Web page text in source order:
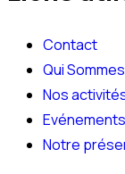
Contact
Qui
Nos
Evénements
Notre